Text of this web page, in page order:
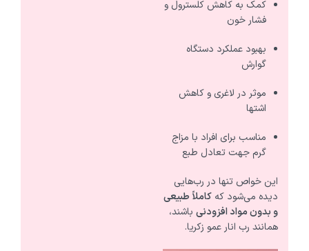
کمک به کاهش کلسترول و
فشار خون
بهبود عملکرد دستگاه
گوارش
موثر در لاغری و کاهش
اشتها
مناسب برای افراد با مزاج
گرم جهت تعادل طبع
این خواص تنها در رب‌هایی
دیده می‌شود که کاملاً طبیعی
و بدون مواد افزودنی باشند،
همانند رب انار عمو زکریا.